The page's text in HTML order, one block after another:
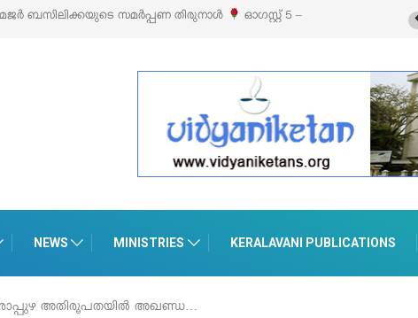
സ്റ്റൈൽ എക്സിബിഷനും സെയിലും ഓഗസ്റ്റ് 8-ന്
NEWS MINISTRIES KERALAVANI PUBLICATIONS
അതിരൂപതയിൽ അഖണ്ഡ…